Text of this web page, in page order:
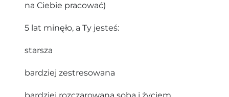
na Ciebie pracować)
5 lat minęło, a Ty jesteś:
starsza
bardziej zestresowana